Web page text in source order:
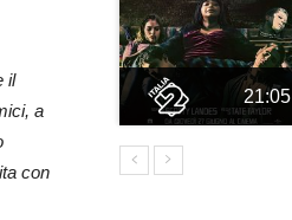
il
a
con
21:05